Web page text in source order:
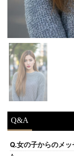
Q&A
Q.女の子からのメッ